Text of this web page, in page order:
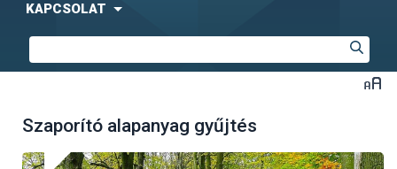
KAPCSOLAT
Szaporító alapanyag gyűjtés